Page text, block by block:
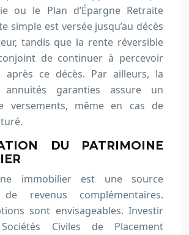
ou le Plan d’Épargne Retraite
simple est versée jusqu’au décès
tandis que la rente réversible
de continuer à percevoir
après ce décès. Par ailleurs, la
garanties assure un
versements, même en cas de
DU PATRIMOINE
immobilier est une source
revenus complémentaires.
sont envisageables. Investir
Civiles de Placement